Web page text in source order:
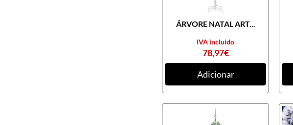
ÁRVORE NATAL ART...
78,97€
IVA incluido
Adicionar